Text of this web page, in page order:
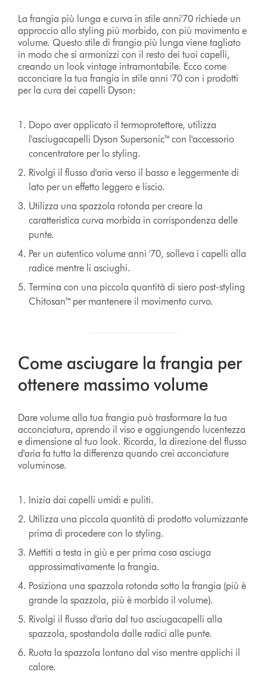
La frangia più lunga e curva in stile anni'70 richiede un
approccio allo styling più morbido, con più movimento e
volume. Questo stile di frangia più lunga viene tagliato
in modo che si armonizzi con il resto dei tuoi capelli,
creando un look vintage intramontabile. Ecco come
acconciare la tua frangia in stile anni '70 con i prodotti
per la cura dei capelli Dyson:
Dopo aver applicato il termoprotettore, utilizza
l'asciugacapelli Dyson Supersonic™ con l'accessorio
concentratore per lo styling.
Rivolgi il flusso d'aria verso il basso e leggermente di
lato per un effetto leggero e liscio.
Utilizza una spazzola rotonda per creare la
caratteristica curva morbida in corrispondenza delle
punte.
Per un autentico volume anni '70, solleva i capelli alla
radice mentre li asciughi.
Termina con una piccola quantità di siero post-styling
Chitosan™ per mantenere il movimento curvo.
Come asciugare la frangia per
ottenere massimo volume
Dare volume alla tua frangia può trasformare la tua
acconciatura, aprendo il viso e aggiungendo lucentezza
e dimensione al tuo look. Ricorda, la direzione del flusso
d'aria fa tutta la differenza quando crei acconciature
voluminose.
Inizia dai capelli umidi e puliti.
Utilizza una piccola quantità di prodotto volumizzante
prima di procedere con lo styling.
Mettiti a testa in giù e per prima cosa asciuga
approssimativamente la frangia.
Posiziona una spazzola rotonda sotto la frangia (più è
grande la spazzola, più è morbido il volume).
Rivolgi il flusso d'aria dal tuo asciugacapelli alla
spazzola, spostandola dalle radici alle punte.
Ruota la spazzola lontano dal viso mentre applichi il
calore.